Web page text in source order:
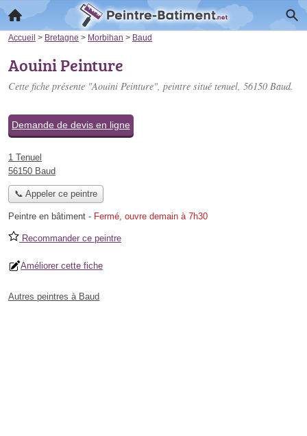
Accueil > Bretagne > Morbihan > Baud
Aouini Peinture
Cette fiche présente "Aouini Peinture", peintre situé tenuel, 56150 Baud.
Demande de devis en ligne
1 Tenuel
56150 Baud
📞 Appeler ce peintre
Peintre en bâtiment - Fermé, ouvre demain à 7h30
Recommander ce peintre
Améliorer cette fiche
Autres peintres à Baud